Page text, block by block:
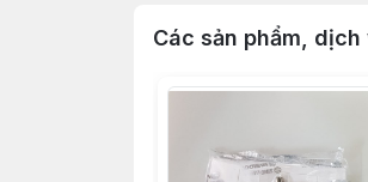
Các sản phẩm, dịch